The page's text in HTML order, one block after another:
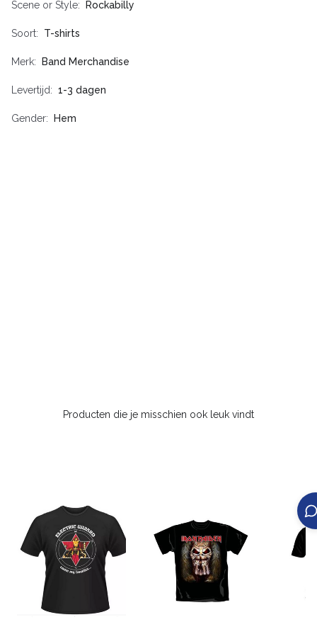
Scene or Style Rockabilly
Soort T-shirts
Merk Band Merchandise
Levertijd 1-3 dagen
Gender Hem
Producten die je misschien ook leuk vindt